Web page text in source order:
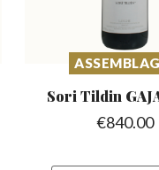
Sori Tildin
€840.00